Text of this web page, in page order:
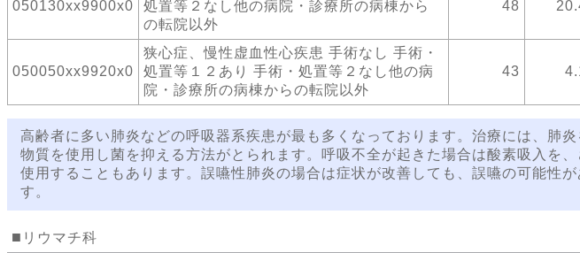
050130xx9900x0
処置等２なし他の病院・診療所の病棟から
の転院以外
48
050050xx9920x0
狭心症、慢性虚血性心疾患 手術なし 手術・
処置等１２あり 手術・処置等２なし他の病
院・診療所の病棟からの転院以外
43
高齢者に多い肺炎などの呼吸器系疾患が最も多くなっております。治療には、肺
物質を使用し菌を抑える方法がとられます。呼吸不全が起きた場合は酸素吸入を
使用することもあります。誤嚥性肺炎の場合は症状が改善しても、誤嚥の可能性
す。
リウマチ科